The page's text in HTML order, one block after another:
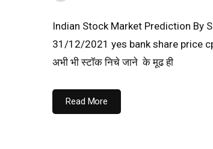
Indian Stock Market Prediction By
31/12/2021 yes bank share price cpl
अभी भी स्टॉक निचे जाने के मूढ ही
Read More